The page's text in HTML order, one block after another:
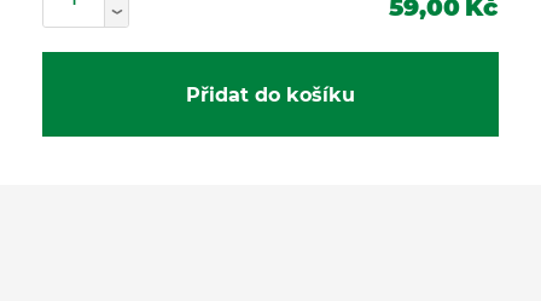
59,00 Kč
Přidat do košíku